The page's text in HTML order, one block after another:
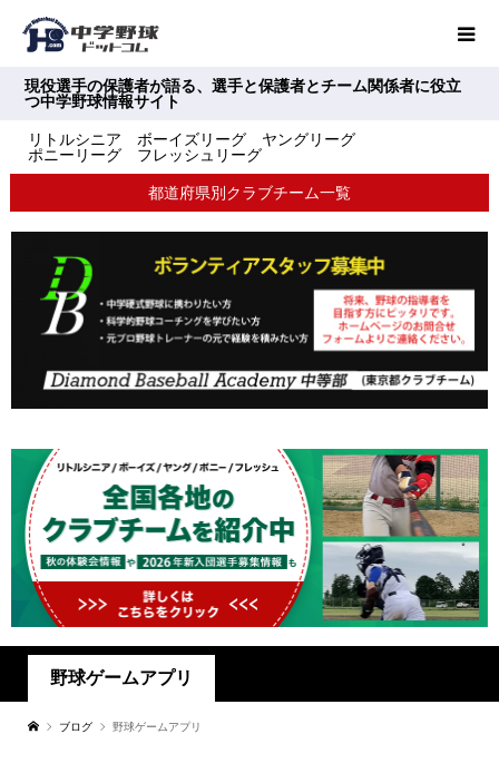
現役選手の保護者が語る、選手と保護者とチーム関係者に役立
つ中学野球情報サイト
リトルシニア ボーイズリーグ ヤングリーグ
ポニーリーグ フレッシュリーグ
都道府県別クラブチーム一覧
野球ゲームアプリ
ブログ 野球ゲームアプリ